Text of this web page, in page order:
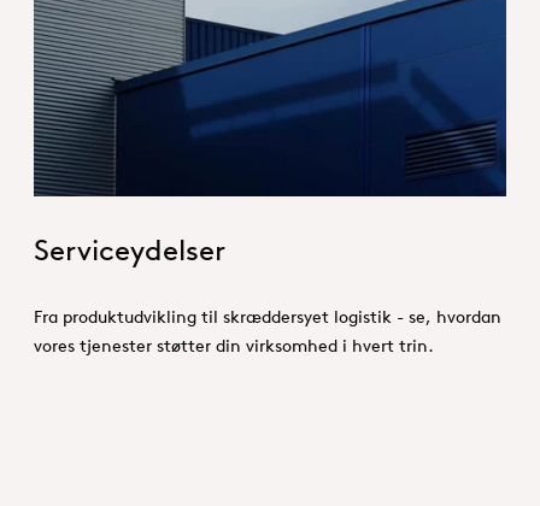
Hero_Services
Serviceydelser
Fra produktudvikling til skræddersyet logistik - se, hvordan
vores tjenester støtter din virksomhed i hvert trin.